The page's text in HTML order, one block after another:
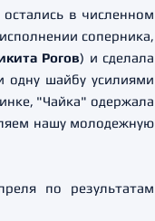
в численном
соперника,
Рогов) и сделала
одну шайбу усилиями
"Чайка" одержала
нашу молодежную
по результатам